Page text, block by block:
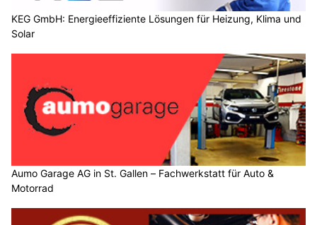
KEG GmbH: Energieeffiziente Lösungen für Heizung, Klima und
Solar
Aumo Garage AG in St. Gallen – Fachwerkstatt für Auto &
Motorrad